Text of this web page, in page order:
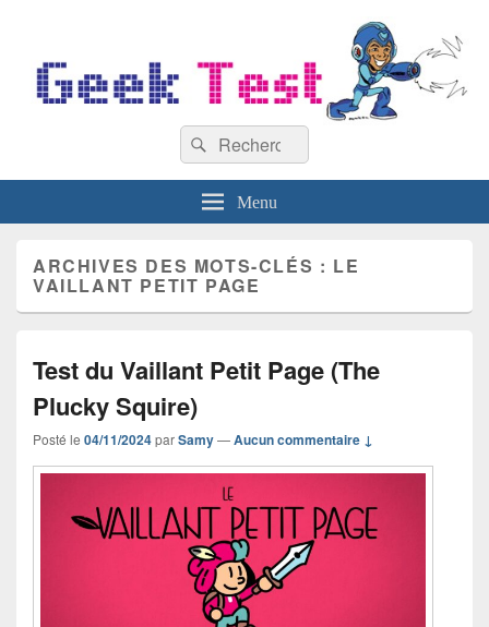
Recherche :
Rechercher
Menu
ARCHIVES DES MOTS-CLÉS : LE
VAILLANT PETIT PAGE
Test du Vaillant Petit Page (The
Plucky Squire)
Posté le 04/11/2024parSamy—Aucun commentaire ↓